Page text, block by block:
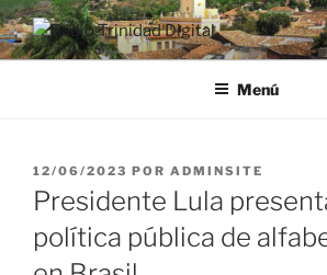
Saltar
al
contenido
RADIO TRINIDAD
Desde la Ciudad Museo del Caribe
Menú
PUBLICADO
EL
12/06/2023 POR ADMINSITE
Presidente Lula
política pública de